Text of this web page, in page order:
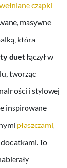
wełniane czapki
masywne
która
duetłączył w
tworząc
i stylowej
inspirowane
płaszczami,
To